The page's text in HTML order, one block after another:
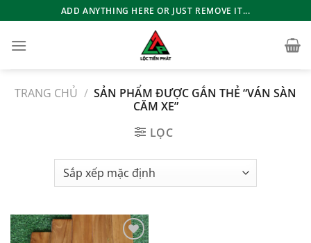
qua
nội
ADD ANYTHING HERE OR JUST REMOVE IT...
TRANG CHỦ / SẢN PHẨM ĐƯỢC GẮN THẺ “VÁN SÀN
CĂM XE”
LỌC